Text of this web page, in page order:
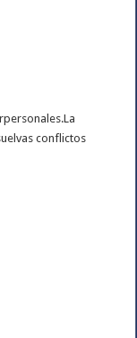
conflictos